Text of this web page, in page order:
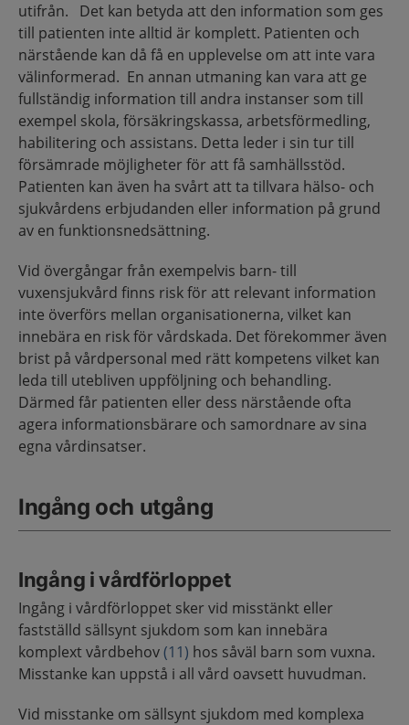
utifrån. Det kan betyda att den information som ges
till patienten inte alltid är komplett. Patienten och
närstående kan då få en upplevelse om att inte vara
välinformerad. En annan utmaning kan vara att ge
fullständig information till andra instanser som till
exempel skola, försäkringskassa, arbetsförmedling,
habilitering och assistans. Detta leder i sin tur till
försämrade möjligheter för att få samhällsstöd.
Patienten kan även ha svårt att ta tillvara hälso- och
sjukvårdens erbjudanden eller information på grund
av en funktionsnedsättning.
Vid övergångar från exempelvis barn- till
vuxensjukvård finns risk för att relevant information
inte överförs mellan organisationerna, vilket kan
innebära en risk för vårdskada. Det förekommer även
brist på vårdpersonal med rätt kompetens vilket kan
leda till utebliven uppföljning och behandling.
Därmed får patienten eller dess närstående ofta
agera informationsbärare och samordnare av sina
egna vårdinsatser.
Ingång och utgång
Ingång i vårdförloppet
Ingång i vårdförloppet sker vid misstänkt eller
fastställd sällsynt sjukdom som kan innebära
komplext vårdbehov(11) hos såväl barn som vuxna.
Misstanke kan uppstå i all vård oavsett huvudman.
Vid misstanke om sällsynt sjukdom med komplexa